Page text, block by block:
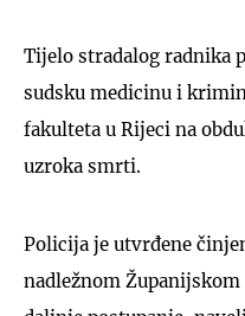
Tijelo stradalog radnika
sudsku medicinu i
fakulteta u Rijeci na
uzroka smrti.
Policija je utvrđene
nadležnom